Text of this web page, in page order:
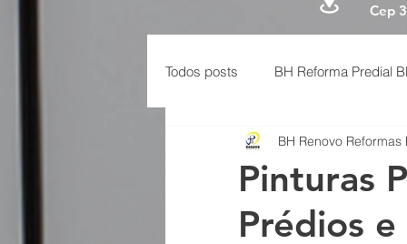
Cep
Todos posts BH Reforma Predial
Manutenção Predial
Preço Reforma Predial BH
Pinturas
Prédios
BH Renovo